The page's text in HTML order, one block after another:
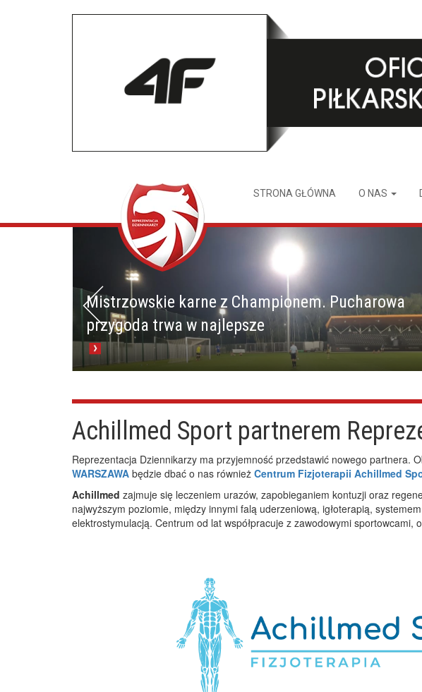
STRONA GŁÓWNA O NAS
Mistrzowskie karne z Championem. Pucharowa
przygoda trwa w najlepsze
Achillmed Sport partnerem
Reprezentacja Dziennikarzy ma przyjemność przedstawić nowego partnera.
WARSZAWA będzie dbać o nas również Centrum Fizjoterapii Achillmed
Achillmed zajmuje się leczeniem urazów, zapobieganiem kontuzji oraz
najwyższym poziomie, między innymi falą uderzeniową, igłoterapią,
elektrostymulacją. Centrum od lat współpracuje z zawodowymi sportowcami,